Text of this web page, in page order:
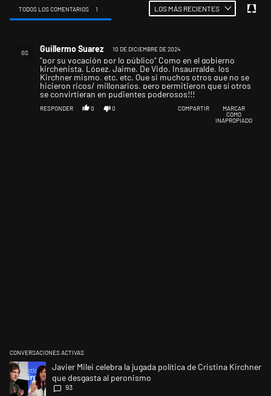
TODOS LOS COMENTARIOS 1 LOS MÁS RECIENTES
GS Guillermo Suarez 10 DE DICIEMBRE DE 2024
"por su vocación por lo público" Como en el gobierno
kirchenista, López, Jaime, De Vido, Insaurralde, los
Kirchner mismo, etc. etc. Que si muchos otros que no se
hicieron ricos/ millonarios, pero permitieron que sí otros
se convirtieran en pudientes poderosos!!!
RESPONDER 0 0 COMPARTIR
MARCAR
COMO
INAPROPIADO
CONVERSACIONES ACTIVAS
Este listado muestra los artículos con más comentarios en los últimos
Un artículo de tendencia con el título "Javier Milei celebra la jugada
Javier Milei celebra la jugada política de Cristina Kirchner
que desgasta al peronismo
93